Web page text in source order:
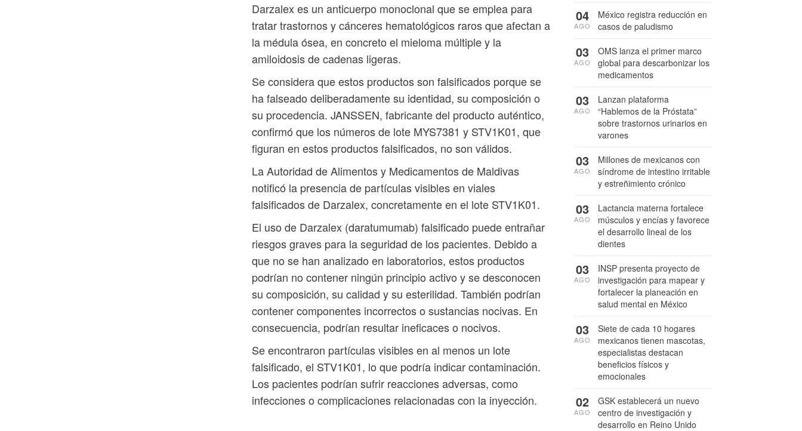
Darzalex es un anticuerpo monoclonal que se emplea para
tratar trastornos y cánceres hematológicos raros que afectan a
la médula ósea, en concreto el mieloma múltiple y la
amiloidosis de cadenas ligeras.
Se considera que estos productos son falsificados porque se
ha falseado deliberadamente su identidad, su composición o
su procedencia. JANSSEN, fabricante del producto auténtico,
confirmó que los números de lote MYS7381 y STV1K01, que
figuran en estos productos falsificados, no son válidos.
La Autoridad de Alimentos y Medicamentos de Maldivas
notificó la presencia de partículas visibles en viales
falsificados de Darzalex, concretamente en el lote STV1K01.
El uso de Darzalex (daratumumab) falsificado puede entrañar
riesgos graves para la seguridad de los pacientes. Debido a
que no se han analizado en laboratorios, estos productos
podrían no contener ningún principio activo y se desconocen
su composición, su calidad y su esterilidad. También podrían
contener componentes incorrectos o sustancias nocivas. En
consecuencia, podrían resultar ineficaces o nocivos.
Se encontraron partículas visibles en al menos un lote
falsificado, el STV1K01, lo que podría indicar contaminación.
Los pacientes podrían sufrir reacciones adversas, como
infecciones o complicaciones relacionadas con la inyección.
México registra reducción en
casos de paludismo
04
AGO
OMS lanza el primer marco
global para descarbonizar los
medicamentos
03
AGO
Lanzan plataforma
“Hablemos de la Próstata”
sobre trastornos urinarios en
varones
03
AGO
Millones de mexicanos con
síndrome de intestino irritable
y estreñimiento crónico
03
AGO
Lactancia materna fortalece
músculos y encías y favorece
el desarrollo lineal de los
dientes
03
AGO
INSP presenta proyecto de
investigación para mapear y
fortalecer la planeación en
salud mental en México
03
AGO
Siete de cada 10 hogares
mexicanos tienen mascotas,
especialistas destacan
beneficios físicos y
emocionales
03
AGO
GSK establecerá un nuevo
centro de investigación y
desarrollo en Reino Unido
02
AGO